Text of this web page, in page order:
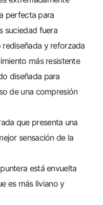
perfecta para
suciedad fuera
y reforzada
más resistente
diseñada para
de una compresión
que presenta una
sensación de la
está envuelta
es más liviano y